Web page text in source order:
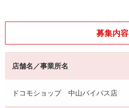
募集内容
店舗名／事業所名
ドコモショップ 中山バイパス店